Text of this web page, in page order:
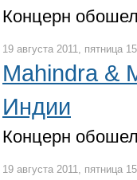
Концерн обошел
19 августа 2011, пятница
Mahindra &
Индии
Концерн обошел
19 августа 2011, пятница